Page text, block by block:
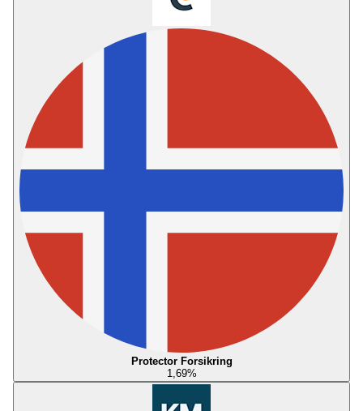
Protector Forsikring
1,69%